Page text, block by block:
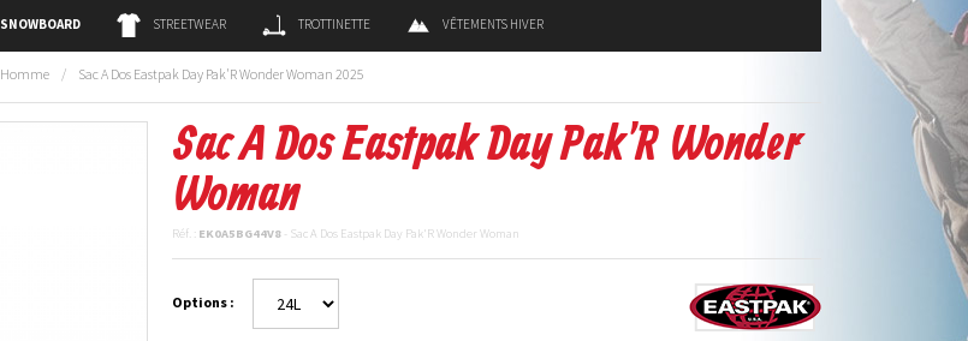
SNOWBOARD STREETWEAR TROTTINETTE VÊTEMENTS HIVER
Homme / Sac A Dos Eastpak Day Pak'R Wonder Woman 2025
Sac A Dos Eastpak Day Pak'R Wonder
Woman
Réf. : EK0A5BG44V8 - Sac A Dos Eastpak Day Pak'R Wonder Woman
Options :